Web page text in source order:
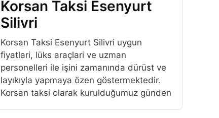
Korsan Taksi Esenyurt
Silivri
Korsan Taksi Esenyurt Silivri uygun
fiyatlari, lüks araçlari ve uzman
personelleri ile işini zamanında dürüst ve
layıkıyla yapmaya özen göstermektedir.
Korsan taksi olarak kurulduğumuz günden